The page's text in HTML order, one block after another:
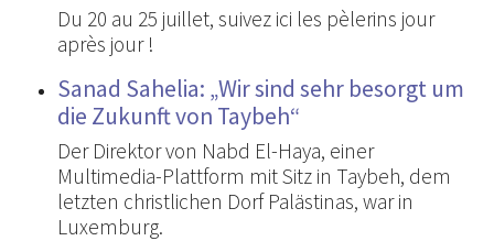
Du 20 au 25 juillet, suivez ici les pèlerins jour
après jour !
Sanad Sahelia: „Wir sind sehr besorgt um
die Zukunft von Taybeh“
Der Direktor von Nabd El-Haya, einer
Multimedia-Plattform mit Sitz in Taybeh, dem
letzten christlichen Dorf Palästinas, war in
Luxemburg.